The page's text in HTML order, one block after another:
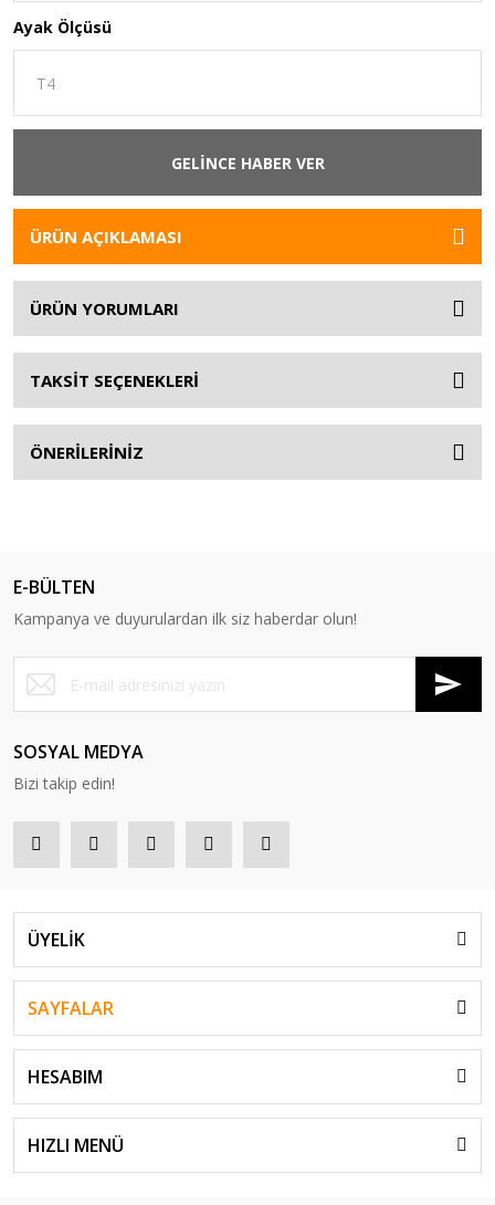
Ayak Ölçüsü
GELİNCE HABER VER
ÜRÜN AÇIKLAMASI
ÜRÜN YORUMLARI
TAKSİT SEÇENEKLERİ
ÖNERİLERİNİZ
E-BÜLTEN
Kampanya ve duyurulardan ilk siz haberdar olun!
SOSYAL MEDYA
Bizi takip edin!
ÜYELİK
SAYFALAR
HESABIM
HIZLI MENÜ